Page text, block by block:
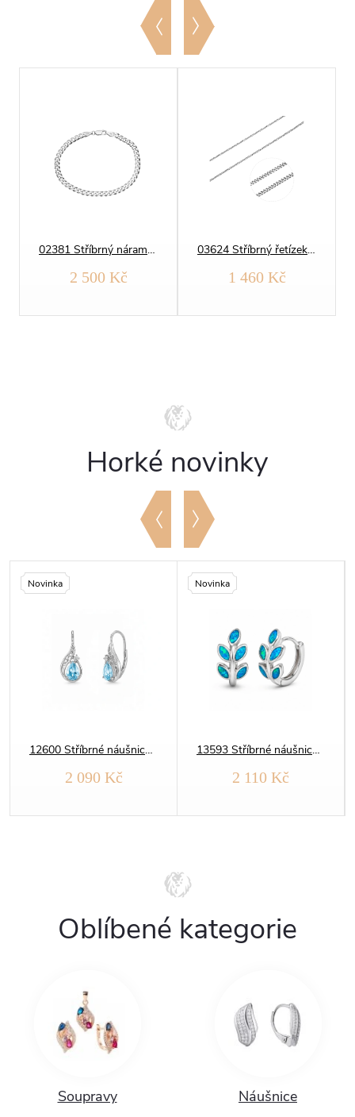
02381 Stříbrný náramek PANCER 100
2 500 Kč
03624 Stříbrný řetízek PANCER 050
1 460 Kč
Horké novinky
Novinka
12600 Stříbrné náušnice SLZA světle modré
2 090 Kč
Novinka
13593 Stříbrné náušnice LÍSTEČKY opál
2 110 Kč
Oblíbené kategorie
Soupravy Náušnice